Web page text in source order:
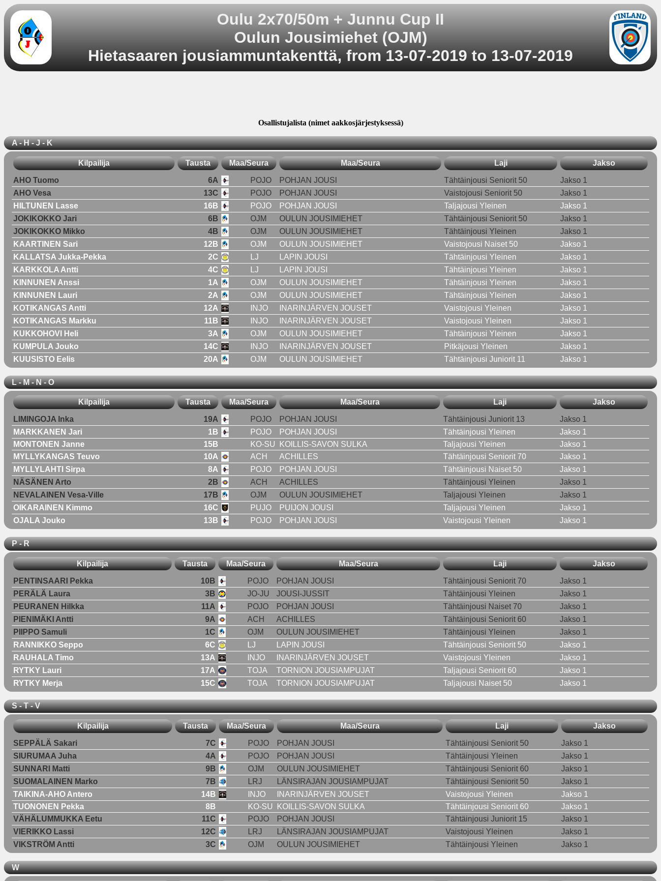
Oulu 2x70/50m + Junnu Cup II
Oulun Jousimiehet (OJM)
Hietasaaren jousiammuntakenttä, from 13-07-2019 to 13-07-2019
Osallistujalista (nimet aakkosjärjestyksessä)
A - H - J - K
Kilpailija Tausta Maa/Seura Maa/Seura Laji Jakso
AHO Tuomo 6A POJO POHJAN JOUSI Tähtäinjousi Seniorit 50
Jakso 1
AHO Vesa
13C POJO POHJAN JOUSI Vaistojousi Seniorit 50
Jakso 1
HILTUNEN Lasse
16B POJO POHJAN JOUSI Taljajousi Yleinen
Jakso 1
JOKIKOKKO Jari
6B OJM OULUN JOUSIMIEHET Tähtäinjousi Seniorit 50
Jakso 1
JOKIKOKKO Mikko
4B OJM OULUN JOUSIMIEHET Tähtäinjousi Yleinen
Jakso 1
KAARTINEN Sari
12B OJM OULUN JOUSIMIEHET Vaistojousi Naiset 50
Jakso 1
KALLATSA Jukka-Pekka
2C LJ LAPIN JOUSI Tähtäinjousi Yleinen
Jakso 1
KARKKOLA Antti
4C LJ LAPIN JOUSI Tähtäinjousi Yleinen
Jakso 1
KINNUNEN Anssi
1A OJM OULUN JOUSIMIEHET Tähtäinjousi Yleinen
Jakso 1
KINNUNEN Lauri
2A OJM OULUN JOUSIMIEHET Tähtäinjousi Yleinen
Jakso 1
KOTIKANGAS Antti
12A INJO INARINJÄRVEN JOUSET Vaistojousi Yleinen
Jakso 1
KOTIKANGAS Markku
11B INJO INARINJÄRVEN JOUSET Vaistojousi Yleinen
Jakso 1
KUKKOHOVI Heli
3A OJM OULUN JOUSIMIEHET Tähtäinjousi Yleinen
Jakso 1
KUMPULA Jouko
14C INJO INARINJÄRVEN JOUSET Pitkäjousi Yleinen
Jakso 1
KUUSISTO Eelis
20A OJM OULUN JOUSIMIEHET Tähtäinjousi Juniorit 11 Jakso 1
L - M - N - O
Kilpailija Tausta Maa/Seura Maa/Seura Laji Jakso
LIMINGOJA Inka 19A POJO POHJAN JOUSI Tähtäinjousi Juniorit 13
Jakso 1
MARKKANEN Jari
1B POJO POHJAN JOUSI Tähtäinjousi Yleinen
Jakso 1
MONTONEN Janne
15B KO-SU KOILLIS-SAVON SULKA Taljajousi Yleinen
Jakso 1
MYLLYKANGAS Teuvo
10A ACH ACHILLES Tähtäinjousi Seniorit 70
Jakso 1
MYLLYLAHTI Sirpa
8A POJO POHJAN JOUSI Tähtäinjousi Naiset 50
Jakso 1
NÄSÄNEN Arto
2B ACH ACHILLES Tähtäinjousi Yleinen
Jakso 1
NEVALAINEN Vesa-Ville
17B OJM OULUN JOUSIMIEHET Taljajousi Yleinen
Jakso 1
OIKARAINEN Kimmo
16C PUJO PUIJON JOUSI Taljajousi Yleinen
Jakso 1
OJALA Jouko
13B POJO POHJAN JOUSI Vaistojousi Yleinen Jakso 1
P - R
Kilpailija Tausta Maa/Seura Maa/Seura Laji Jakso
PENTINSAARI Pekka 10B POJO POHJAN JOUSI Tähtäinjousi Seniorit 70
Jakso 1
PERÄLÄ Laura
3B JO-JU JOUSI-JUSSIT Tähtäinjousi Yleinen
Jakso 1
PEURANEN Hilkka
11A POJO POHJAN JOUSI Tähtäinjousi Naiset 70
Jakso 1
PIENIMÄKI Antti
9A ACH ACHILLES Tähtäinjousi Seniorit 60
Jakso 1
PIIPPO Samuli
1C OJM OULUN JOUSIMIEHET Tähtäinjousi Yleinen
Jakso 1
RANNIKKO Seppo
6C LJ LAPIN JOUSI Tähtäinjousi Seniorit 50
Jakso 1
RAUHALA Timo
13A INJO INARINJÄRVEN JOUSET Vaistojousi Yleinen
Jakso 1
RYTKY Lauri
17A TOJA TORNION JOUSIAMPUJAT Taljajousi Seniorit 60
Jakso 1
RYTKY Merja
15C TOJA TORNION JOUSIAMPUJAT Taljajousi Naiset 50 Jakso 1
S - T - V
Kilpailija Tausta Maa/Seura Maa/Seura Laji Jakso
SEPPÄLÄ Sakari 7C POJO POHJAN JOUSI Tähtäinjousi Seniorit 50
Jakso 1
SIURUMAA Juha
4A POJO POHJAN JOUSI Tähtäinjousi Yleinen
Jakso 1
SUNNARI Matti
9B OJM OULUN JOUSIMIEHET Tähtäinjousi Seniorit 60
Jakso 1
SUOMALAINEN Marko
7B LRJ LÄNSIRAJAN JOUSIAMPUJAT Tähtäinjousi Seniorit 50
Jakso 1
TAIKINA-AHO Antero
14B INJO INARINJÄRVEN JOUSET Vaistojousi Yleinen
Jakso 1
TUONONEN Pekka
8B KO-SU KOILLIS-SAVON SULKA Tähtäinjousi Seniorit 60
Jakso 1
VÄHÄLUMMUKKA Eetu
11C POJO POHJAN JOUSI Tähtäinjousi Juniorit 15
Jakso 1
VIERIKKO Lassi
12C LRJ LÄNSIRAJAN JOUSIAMPUJAT Vaistojousi Yleinen
Jakso 1
VIKSTRÖM Antti
3C OJM OULUN JOUSIMIEHET Tähtäinjousi Yleinen Jakso 1
W